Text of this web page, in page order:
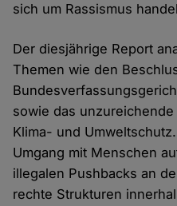
sich um Rassismus
Der diesjährige Report
Themen wie den
sowie das
Klima- und
Umgang mit Menschen
illegalen Pushbacks an
rechte Strukturen